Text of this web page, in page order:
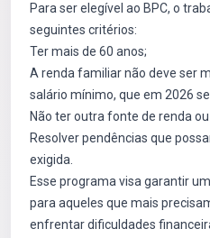
Para ser elegível ao BPC, o
seguintes critérios:
Ter mais de 60 anos;
A renda familiar não deve ser
salário mínimo, que em 2026
Não ter outra fonte de renda
Resolver pendências que
exigida.
Esse programa visa garantir
para aqueles que mais
enfrentar dificuldades